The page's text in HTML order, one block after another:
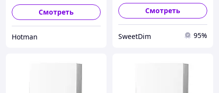
Смотреть
Hotman
Смотреть
SweetDim 95%